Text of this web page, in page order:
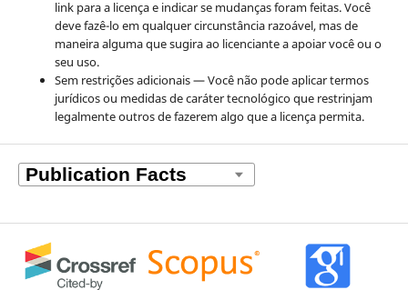
link para a licença e indicar se mudanças foram feitas. Você
deve fazê-lo em qualquer circunstância razoável, mas de
maneira alguma que sugira ao licenciante a apoiar você ou o
seu uso.
Sem restrições adicionais — Você não pode aplicar termos
jurídicos ou medidas de caráter tecnológico que restrinjam
legalmente outros de fazerem algo que a licença permita.